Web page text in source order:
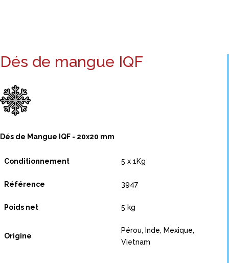
Dés de mangue IQF
Dés de Mangue IQF - 20x20 mm
Conditionnement 5 x 1Kg
Référence 3947
Poids net 5 kg
Origine
Pérou, Inde, Mexique,
Vietnam